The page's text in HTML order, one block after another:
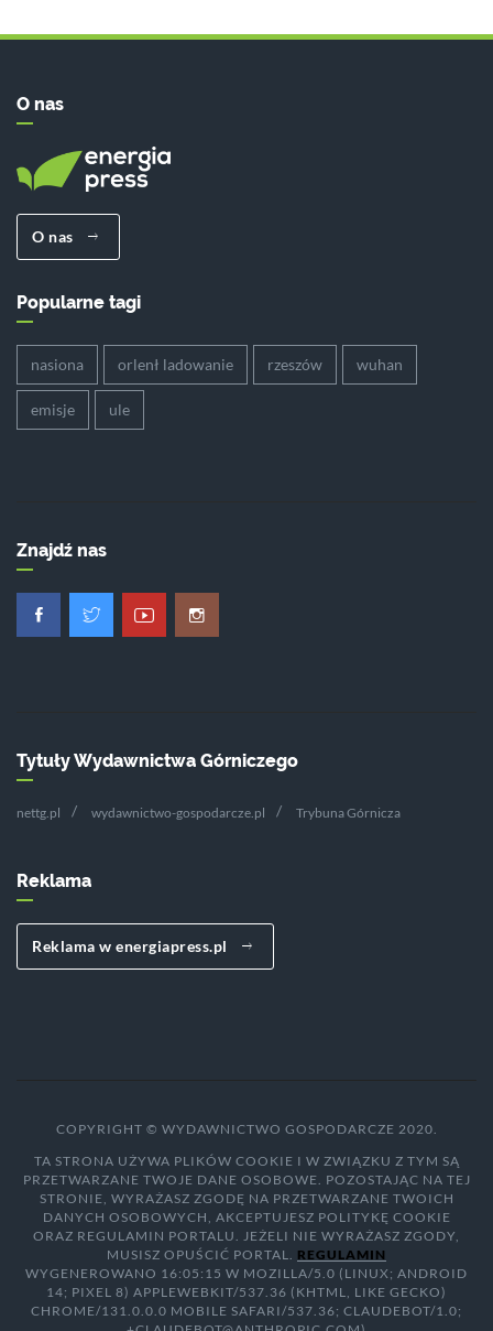
O nas
O nas
Popularne tagi
nasiona orlenł ladowanie rzeszów wuhan
emisje ule
Znajdź nas
Tytuły Wydawnictwa Górniczego
nettg.pl wydawnictwo-gospodarcze.pl Trybuna Górnicza
Reklama
Reklama w energiapress.pl
COPYRIGHT © WYDAWNICTWO GOSPODARCZE 2020.
TA STRONA UŻYWA PLIKÓW COOKIE I W ZWIĄZKU Z TYM SĄ
PRZETWARZANE TWOJE DANE OSOBOWE. POZOSTAJĄC NA TEJ
STRONIE, WYRAŻASZ ZGODĘ NA PRZETWARZANE TWOICH
DANYCH OSOBOWYCH, AKCEPTUJESZ POLITYKĘ COOKIE
ORAZ REGULAMIN PORTALU. JEŻELI NIE WYRAŻASZ ZGODY,
MUSISZ OPUŚCIĆ PORTAL. REGULAMIN
WYGENEROWANO 16:05:15 W MOZILLA/5.0 (LINUX; ANDROID
14; PIXEL 8) APPLEWEBKIT/537.36 (KHTML, LIKE GECKO)
CHROME/131.0.0.0 MOBILE SAFARI/537.36; CLAUDEBOT/1.0;